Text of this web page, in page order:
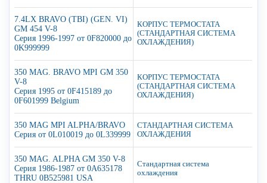
7.4LX BRAVO (TBI) (GEN. VI)
GM 454 V-8
Серия 1996-1997 от 0F820000 до
0K999999
КОРПУС ТЕРМОСТАТА
(СТАНДАРТНАЯ СИСТЕМА
ОХЛАЖДЕНИЯ)
350 MAG. BRAVO MPI GM 350
V-8
Серия 1995 от 0F415189 до
0F601999 Belgium
КОРПУС ТЕРМОСТАТА
(СТАНДАРТНАЯ СИСТЕМА
ОХЛАЖДЕНИЯ)
350 MAG MPI ALPHA/BRAVO
Серия от 0L010019 до 0L339999
СТАНДАРТНАЯ СИСТЕМА
ОХЛАЖДЕНИЯ
350 MAG. ALPHA GM 350 V-8
Серия 1986-1987 от 0A635178
THRU 0B525981 USA
Стандартная система
охлаждения